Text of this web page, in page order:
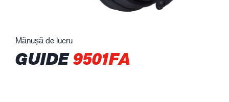
Mănușă de lucru
GUIDE9501FA